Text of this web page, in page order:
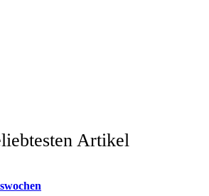
Artikel